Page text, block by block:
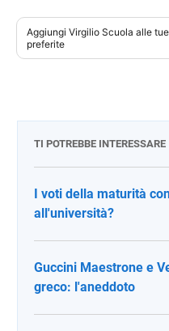
Aggiungi Virgilio Scuola alle
preferite
TI POTREBBE INTERESSARE
I voti della maturità
all'università?
Guccini Maestrone e
greco: l'aneddoto